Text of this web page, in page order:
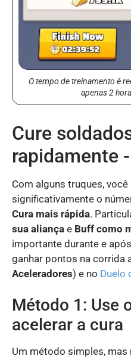
O tempo de treinamento é
apenas 2
Cure
rapidamente
Com alguns truques,
significativamente o
Cura mais rápida.
sua aliança e Buff como
importante durante e
ganhar pontos na corrida
Aceleradores) e no Duelo
Método 1: Use
acelerar a cura
Um método simples, mas